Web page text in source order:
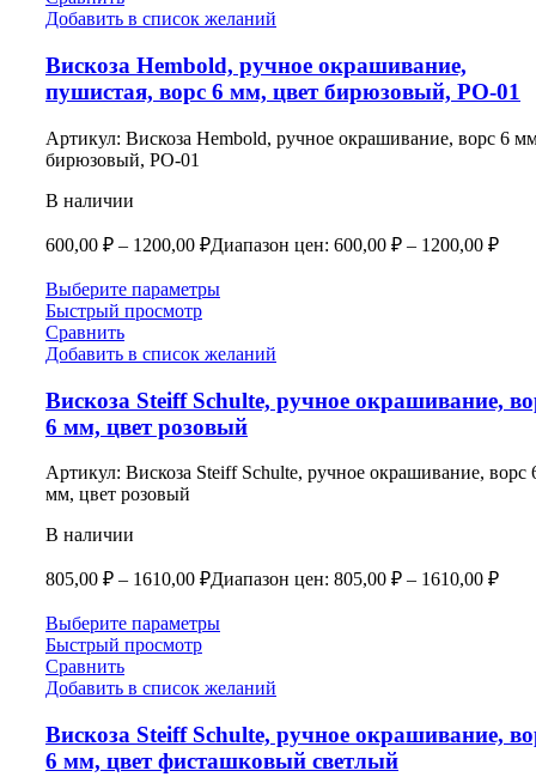
Добавить в список желаний
Вискоза Hembold, ручное окрашивание,
пушистая, ворс 6 мм, цвет бирюзовый, РО-01
Артикул: Вискоза Hembold, ручное окрашивание, ворс 6
бирюзовый, РО-01
В наличии
600,00 ₽ – 1200,00 ₽Диапазон цен: 600,00 ₽ – 1200,00 ₽
Выберите параметры
Быстрый просмотр
Сравнить
Добавить в список желаний
Вискоза Steiff Schulte, ручное окрашивание,
6 мм, цвет розовый
Артикул: Вискоза Steiff Schulte, ручное окрашивание, ворс
мм, цвет розовый
В наличии
805,00 ₽ – 1610,00 ₽Диапазон цен: 805,00 ₽ – 1610,00 ₽
Выберите параметры
Быстрый просмотр
Сравнить
Добавить в список желаний
Вискоза Steiff Schulte, ручное окрашивание,
6 мм, цвет фисташковый светлый